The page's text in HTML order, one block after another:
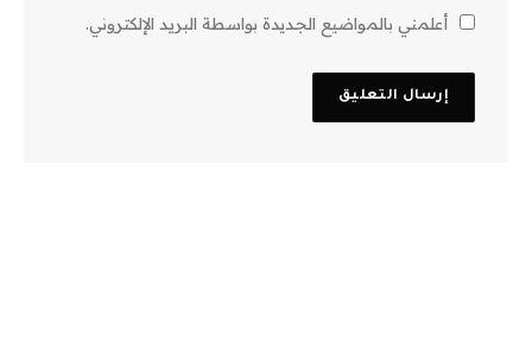
أعلمني بالمواضيع الجديدة بواسطة البريد الإلكتروني.